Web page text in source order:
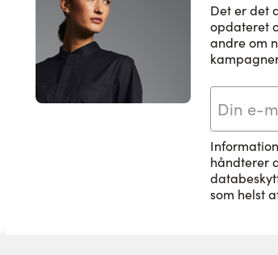
Det er det
opdateret
andre om
håndterer
som helst